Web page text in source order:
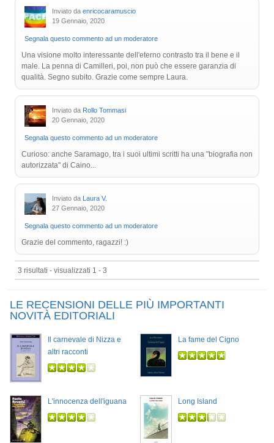
Inviato da enricocaramuscio
19 Gennaio, 2020
Segnala questo commento ad un moderatore
Una visione molto interessante dell'eterno contrasto tra il bene e il
male. La penna di Camilleri, poi, non può che essere garanzia di
qualità. Segno subito. Grazie come sempre Laura.
Inviato da Rollo Tommasi
20 Gennaio, 2020
Segnala questo commento ad un moderatore
Curioso: anche Saramago, tra i suoi ultimi scritti ha una "biografia non
autorizzata" di Caino...
Inviato da
Laura V.
27 Gennaio, 2020
Segnala questo commento ad un moderatore
Grazie del commento, ragazzi! :)
3 risultati - visualizzati 1 - 3
LE RECENSIONI DELLE PIÙ IMPORTANTI
NOVITÀ EDITORIALI
Il carnevale di Nizza e
altri racconti
La fame del Cigno
L'innocenza dell'iguana Long Island